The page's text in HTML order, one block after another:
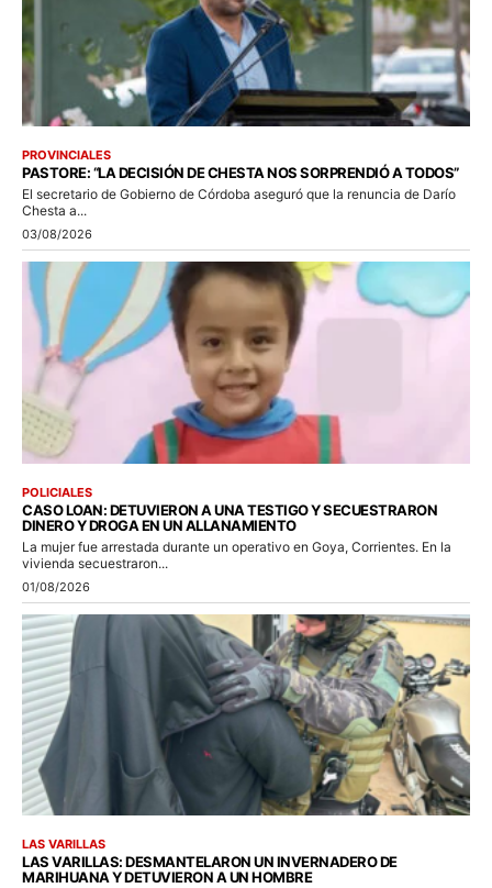
PROVINCIALES
PASTORE: “LA DECISIÓN DE CHESTA NOS SORPRENDIÓ A TODOS”
El secretario de Gobierno de Córdoba aseguró que la renuncia de Darío
Chesta a...
03/08/2026
POLICIALES
CASO LOAN: DETUVIERON A UNA TESTIGO Y SECUESTRARON
DINERO Y DROGA EN UN ALLANAMIENTO
La mujer fue arrestada durante un operativo en Goya, Corrientes. En la
vivienda secuestraron...
01/08/2026
LAS VARILLAS
LAS VARILLAS: DESMANTELARON UN INVERNADERO DE
MARIHUANA Y DETUVIERON A UN HOMBRE